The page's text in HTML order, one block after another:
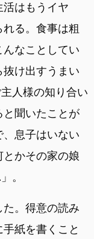
活はもうイヤ
る。食事は粗
なことしてい
け出すうまい
人様の知り合い
聞いたことが
息子はいない
かその家の娘
。
。得意の読み
紙を書くこと